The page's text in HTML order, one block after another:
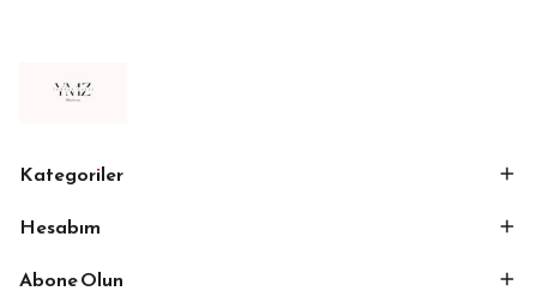
Kategoriler
Hesabım
Abone Olun